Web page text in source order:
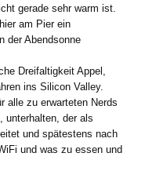
gerade sehr warm ist.
am Pier ein
der Abendsonne
Dreifaltigkeit Appel,
ins Silicon Valley.
alle zu erwarteten Nerds
unterhalten, der als
und spätestens nach
und was zu essen und